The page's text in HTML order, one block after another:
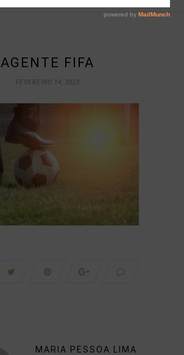
AGENTE FIFA
FEVEREIRO 14, 2023
MARIA PESSOA LIMA